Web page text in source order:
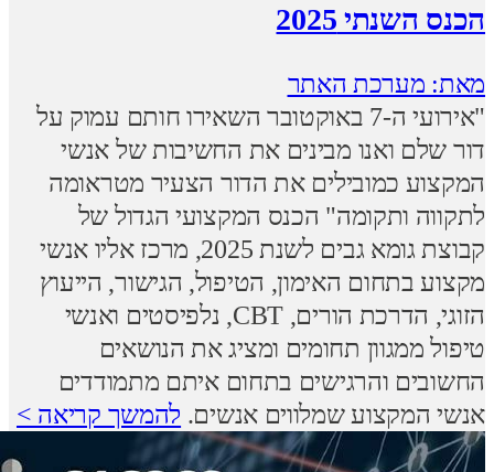
הכנס השנתי 2025
מאת: מערכת האתר
"אירועי ה-7 באוקטובר השאירו חותם עמוק על
דור שלם ואנו מבינים את החשיבות של אנשי
המקצוע כמובילים את הדור הצעיר מטראומה
לתקווה ותקומה" הכנס המקצועי הגדול של
קבוצת גומא גבים לשנת 2025, מרכז אליו אנשי
מקצוע בתחום האימון, הטיפול, הגישור, הייעוץ
הזוגי, הדרכת הורים, CBT, נלפיסטים ואנשי
טיפול ממגוון תחומים ומציג את הנושאים
החשובים והרגישים בתחום איתם מתמודדים
אנשי המקצוע שמלווים אנשים. להמשך קריאה >